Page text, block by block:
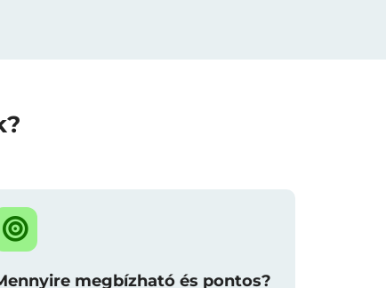
megbízható és pontos?